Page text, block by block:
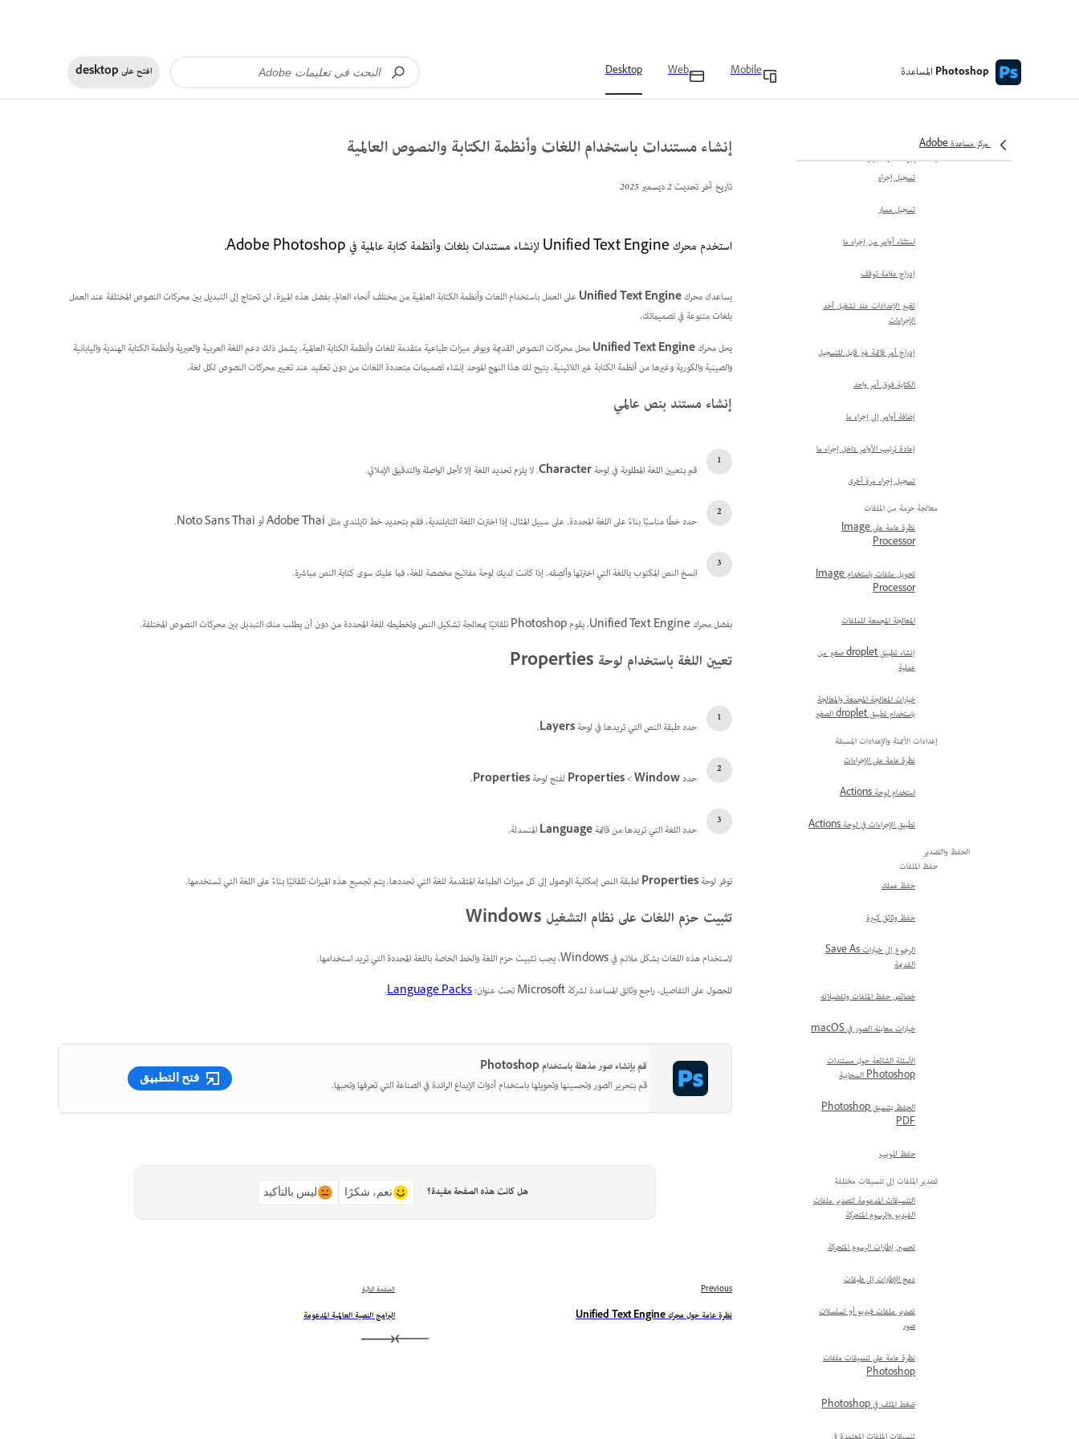
Photoshop المساعدة Mobile
Web
Desktop افتح علىdesktop
مركز مساعدة Adobe
المستندة إلى الجدول الزمني
نظرة عامة على تحريك خصائص
تشغيل المهام تلقائيًا
إنشاء الإجراءات وتسجيلها
تسجيل إجراء
تسجيل مسار
استثناء أوامر من إجراء ما
إدراج علامة توقف
تغيير الإعدادات عند تشغيل أحد
الإجراءات
إدراج أمر قائمة غير قابل للتسجيل
الكتابة فوق أمر واحد
إضافة أوامر إلى إجراء ما
إعادة ترتيب الأوامر داخل إجراء ما
تسجيل إجراء مرة أخرى
معالجة حزمة من الملفات
نظرة عامة على Image
Processor
تحويل ملفات باستخدام Image
Processor
المعالجة المجمعة للملفات
إنشاء تطبيق droplet صغير من
عملية
خيارات المعالجة المجمعة والمعالجة
باستخدام تطبيق droplet الصغير
إعدادات الأتمتة والإعدادات المسبقة
نظرة عامة على الإجراءات
استخدام لوحة Actions
تطبيق الإجراءات في لوحة Actions
الحفظ والتصدير
حفظ الملفات
حفظ عملك
حفظ وثائق كبيرة
الرجوع إلى خيارات Save As
القديمة
خصائص حفظ الملفات وتفضيلاته
خيارات معاينة الصور في macOS
الأسئلة الشائعة حول مستندات
Photoshop السحابية
الحفظ بتنسيق Photoshop
PDF
حفظ للويب
تصدير الملفات إلى تنسيقات مختلفة
التنسيقات المدعومة لتصدير ملفات
الفيديو والرسوم المتحركة
تحسين إطارات الرسوم المتحركة
دمج الإطارات إلى طبقات
تصدير ملفات فيديو أو تسلسلات
صور
نظرة عامة على تنسيقات ملفات
Photoshop
ضغط الملف في Photoshop
إنشاء مستندات باستخدام اللغات وأنظمة الكتابة والنصوص العالمية
تاريخ آخر تحديث2 ديسمبر 2025
استخدم محرك Unified Text Engine لإنشاء مستندات بلغات وأنظمة كتابة عالمية في Adobe Photoshop.
يساعدك محركUnified Text Engine على العمل باستخدام اللغات وأنظمة الكتابة العالمية من مختلف أنحاء العالم. بفضل هذه الميزة، لن تحتاج إلى التبديل بين محركات النصوص المختلفة عند العمل
بلغات متنوعة في تصميماتك.
يحل محركUnified Text Engineمحل محركات النصوص القديمة ويوفر ميزات طباعية متقدمة للغات وأنظمة الكتابة العالمية. يشمل ذلك دعم اللغة العربية والعبرية وأنظمة الكتابة الهندية واليابانية
والصينية والكورية وغيرها من أنظمة الكتابة غير اللاتينية. يتيح لك هذا النهج الموحد إنشاء تصميمات متعددة اللغات من دون تعقيد عند تغيير محركات النصوص لكل لغة.
إنشاء مستند بنص عالمي
قم بتعيين اللغة المطلوبة في لوحةCharacter. لا يلزم تحديد اللغة إلا لأجل الواصلة والتدقيق الإملائي.
حدد خطًا مناسبًا بناءً على اللغة المحددة. على سبيل المثال، إذا اخترت اللغة التايلندية، فقم بتحديد خط تايلندي مثل Adobe Thai أو Noto Sans Thai.
انسخ النص المكتوب باللغة التي اخترتها وألصِقه. إذا كانت لديك لوحة مفاتيح مخصصة للغة، فما عليك سوى كتابة النص مباشرة.
بفضل محرك Unified Text Engine، يقوم Photoshop تلقائيًا بمعالجة تشكيل النص وتخطيطه للغة المحددة من دون أن يطلب منك التبديل بين محركات النصوص المختلفة.
تعيين اللغة باستخدام لوحة Properties
حدد طبقة النص التي تريدها في لوحةLayers
.
حددWindow
‏>
Propertiesلفتح لوحةProperties
.
حدد اللغة التي تريدها من قائمةLanguageالمنسدلة.
توفر لوحةPropertiesلطبقة النص إمكانية الوصول إلى كل ميزات الطباعة المتقدمة للغة التي تحددها. يتم تجميع هذه الميزات تلقائيًا بناءً على اللغة التي تستخدمها.
تثبيت حزم اللغات على نظام التشغيل Windows
لاستخدام هذه اللغات بشكل ملائم في Windows، يجب تثبيت حزم اللغة والخط الخاصة باللغة المحددة التي تريد استخدامها.
للحصول على التفاصيل، راجع وثائق المساعدة لشركة Microsoft تحت عنوان:
Language Packs
.
قم بإنشاء صور مذهلة باستخدام Photoshop
قم بتحرير الصور وتحسينها وتحويلها باستخدام أدوات الإبداع الرائدة في الصناعة التي تعرفها وتحبها.
فتح التطبيق
هل كانت هذه الصفحة مفيدة؟ نعم، شكرًا ليس بالتأكيد
Previous
نظرة عامة حول محرك Unified Text Engine
الصفحة التالية
البرامج النصية العالمية المدعومة